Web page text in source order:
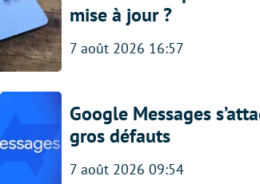
mise à jour ?
7 août 2026 16:57
Google Messages
gros défauts
7 août 2026 09:54